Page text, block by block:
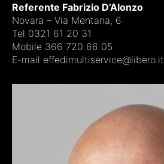
Referente Fabrizio D’Alonzo
Novara – Via Mentana, 6
Tel 0321 61 20 31
Mobile 366 720 66 05
E-mail effedimultiservice@libero.it